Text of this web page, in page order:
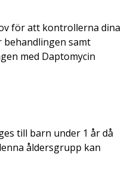
för att kontrollerna dina
behandlingen samt
med Daptomycin
till barn under 1 år då
åldersgrupp kan